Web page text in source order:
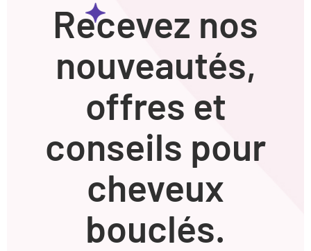
Recevez nos
nouveautés,
offres et
conseils pour
cheveux
bouclés.